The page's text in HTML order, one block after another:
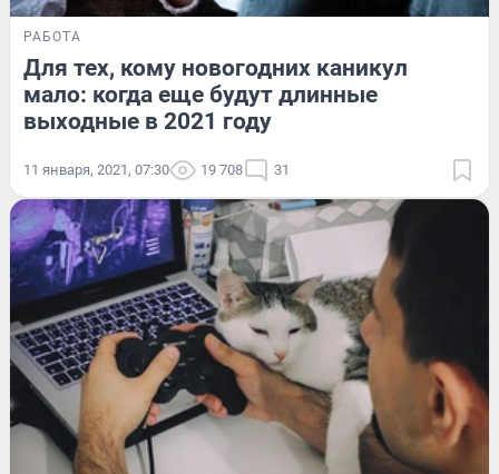
РАБОТА
Для тех, кому новогодних каникул
мало: когда еще будут длинные
выходные в 2021 году
11 января, 2021, 07:30 19 708 31